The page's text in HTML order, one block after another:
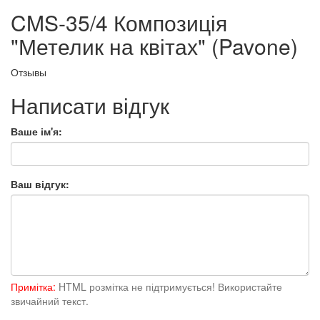
CMS-35/4 Композиція
"Метелик на квітах" (Pavone)
Отзывы
Написати відгук
Ваше ім'я:
Ваш відгук:
Примітка: HTML розмітка не підтримується! Використайте
звичайний текст.